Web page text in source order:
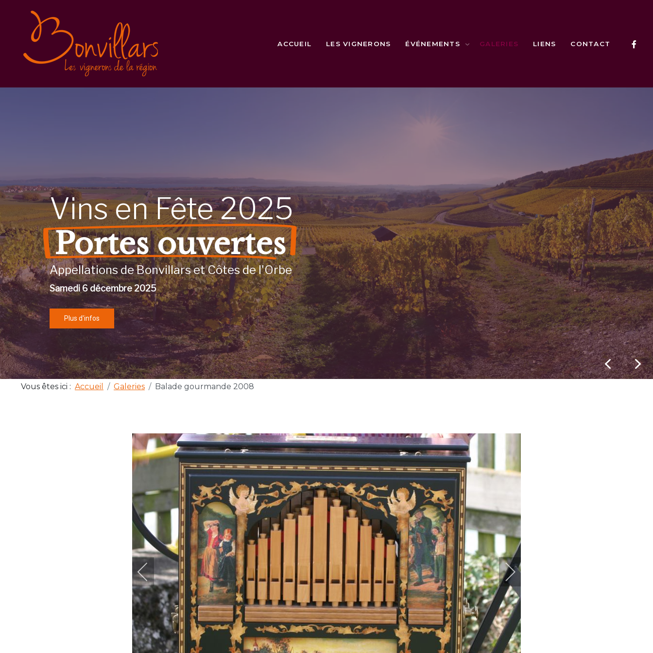
ACCUEIL LES VIGNERONS ÉVÉNEMENTS GALERIES LIENS CONTACT
VinsenFête2025
Portes ouvertes
Appellations de Bonvillars et Côtes de l'Orbe
Samedi 6 décembre 2025
Plus d'infos
Vous êtes ici : Accueil Galeries Balade gourmande 2008
Vins en Fête 2025
Balade gourmande
Inscription
Conditions générales
Vins en Fête 2023